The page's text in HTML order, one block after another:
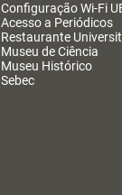
Configuração Wi-Fi
Acesso a Periódicos
Restaurante
Museu de Ciência
Museu Histórico
Sebec